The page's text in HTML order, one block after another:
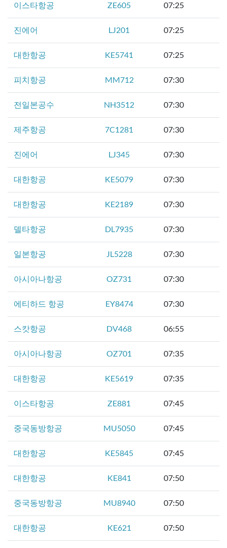
이스타항공 ZE605 07:25
진에어 LJ201 07:25
대한항공 KE5741 07:25
피치항공 MM712 07:30
전일본공수 NH3512 07:30
제주항공 7C1281 07:30
진에어 LJ345 07:30
대한항공 KE5079 07:30
대한항공 KE2189 07:30
델타항공 DL7935 07:30
일본항공 JL5228 07:30
아시아나항공 OZ731 07:30
에티하드 항공 EY8474 07:30
스캇항공 DV468 06:55
아시아나항공 OZ701 07:35
대한항공 KE5619 07:35
이스타항공 ZE881 07:45
중국동방항공 MU5050 07:45
대한항공 KE5845 07:45
대한항공 KE841 07:50
중국동방항공 MU8940 07:50
대한항공 KE621 07:50